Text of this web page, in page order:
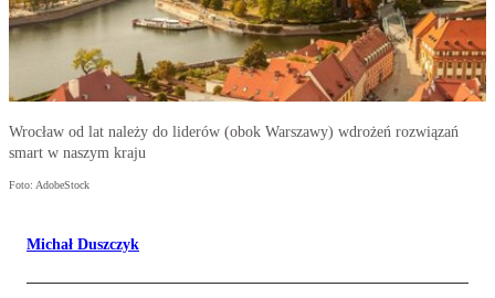
Wrocław od lat należy do liderów (obok Warszawy) wdrożeń rozwiązań
smart w naszym kraju
Foto: AdobeStock
Michał Duszczyk